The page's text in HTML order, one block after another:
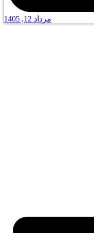
مرداد 12, 1405